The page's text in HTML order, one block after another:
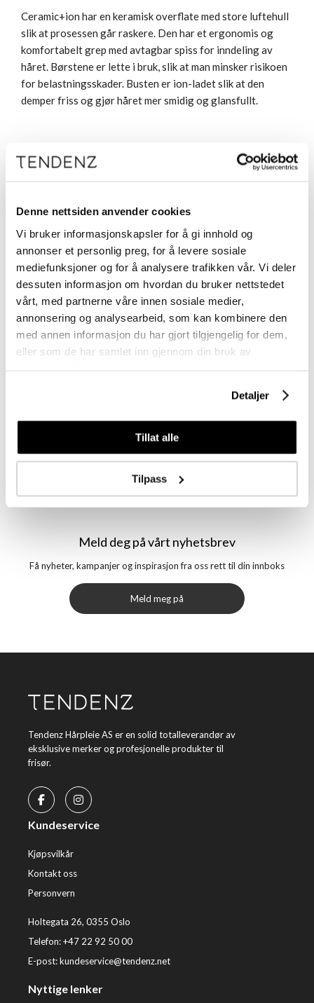
Denne nettsiden anvender cookies
Vi bruker informasjonskapsler for å gi innhold og
annonser et personlig preg, for å levere sosiale
mediefunksjoner og for å analysere trafikken vår. Vi deler
dessuten informasjon om hvordan du bruker nettstedet
vårt, med partnerne våre innen sosiale medier,
annonsering og analysearbeid, som kan kombinere den
med annen informasjon du har gjort tilgjengelig for dem,
eller som de har samlet inn gjennom din bruk av
Detaljer
Tillat alle
Tilpass
Ceramic+ion har en keramisk overflate med store luftehull
slik at prosessen går raskere. Den har et ergonomis og
komfortabelt grep med avtagbar spiss for inndeling av
håret. Børstene er lette i bruk, slik at man minsker risikoen
for belastningsskader. Busten er ion-ladet slik at den
demper friss og gjør håret mer smidig og glansfullt.
Relaterte produkter
Framar Brush Cleaner
TENDENZ DIVERSE
Meld deg på vårt nyhetsbrev
Få nyheter, kampanjer og inspirasjon fra oss rett til din innboks
Meld meg på
Tendenz Hårpleie AS er en solid totalleverandør av
eksklusive merker og profesjonelle produkter til
frisør.
Kundeservice
Kjøpsvilkår
Kontakt oss
Personvern
Holtegata 26, 0355 Oslo
Telefon: +47 22 92 50 00
E-post:kundeservice@tendenz.net
Nyttige lenker